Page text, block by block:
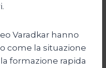
Varadkar hanno
come la situazione
formazione rapida